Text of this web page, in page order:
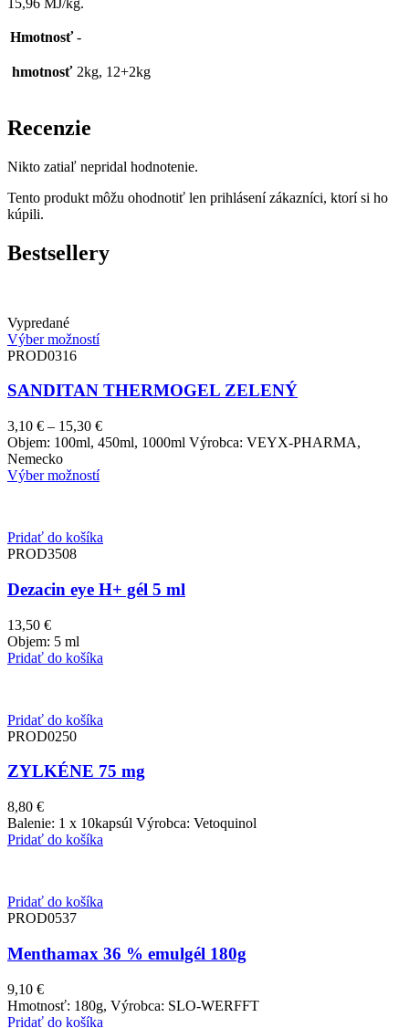
15,96 MJ/kg.
Hmotnosť -
hmotnosť 2kg, 12+2kg
Recenzie
Nikto zatiaľ nepridal hodnotenie.
Tento produkt môžu ohodnotiť len prihlásení zákazníci, ktorí si ho
kúpili.
Bestsellery
Vypredané
Výber možností
PROD0316
SANDITAN THERMOGEL ZELENÝ
3,10 € – 15,30 €Price
range:
Objem: 100ml, 450ml, 1000ml Výrobca: VEYX-PHARMA,
Nemecko
Výber možností
Pridať do košíka
PROD3508
Dezacin eye H+ gél 5 ml
13,50 €
Objem: 5 ml
Pridať do košíka
Pridať do košíka
PROD0250
ZYLKÉNE 75 mg
8,80 €
Balenie: 1 x 10kapsúl Výrobca: Vetoquinol
Pridať do košíka
Pridať do košíka
PROD0537
Menthamax 36 % emulgél 180g
9,10 €
Hmotnosť: 180g, Výrobca: SLO-WERFFT
Pridať do košíka